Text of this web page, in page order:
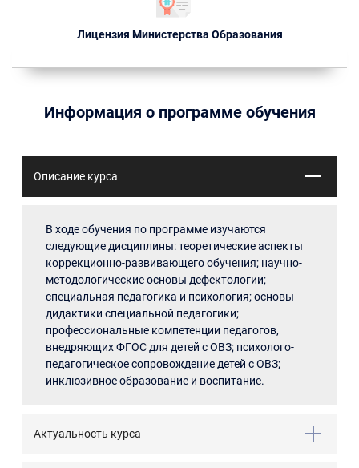
Лицензия Министерства Образования
Информация о программе обучения
Описание курса
В ходе обучения по программе изучаются
следующие дисциплины: теоретические аспекты
коррекционно-развивающего обучения; научно-
методологические основы дефектологии;
специальная педагогика и психология; основы
дидактики специальной педагогики;
профессиональные компетенции педагогов,
внедряющих ФГОС для детей с ОВЗ; психолого-
педагогическое сопровождение детей с ОВЗ;
инклюзивное образование и воспитание.
Актуальность курса